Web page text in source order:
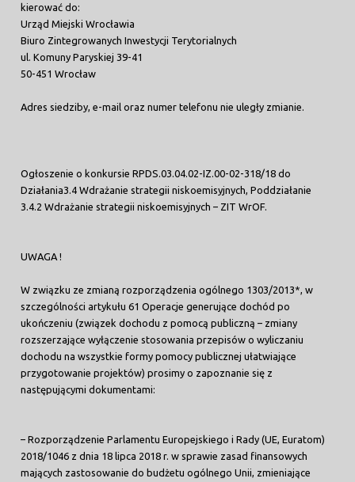
kierować do:
Urząd Miejski Wrocławia
Biuro Zintegrowanych Inwestycji Terytorialnych
ul. Komuny Paryskiej 39-41
50-451 Wrocław
Adres siedziby, e-mail oraz numer telefonu nie uległy zmianie.
Ogłoszenie o konkursie RPDS.03.04.02-IZ.00-02-318/18 do
Działania3.4 Wdrażanie strategii niskoemisyjnych, Poddziałanie
3.4.2 Wdrażanie strategii niskoemisyjnych – ZIT WrOF.
UWAGA !
W związku ze zmianą rozporządzenia ogólnego 1303/2013*, w
szczególności artykułu 61 Operacje generujące dochód po
ukończeniu (związek dochodu z pomocą publiczną – zmiany
rozszerzające wyłączenie stosowania przepisów o wyliczaniu
dochodu na wszystkie formy pomocy publicznej ułatwiające
przygotowanie projektów) prosimy o zapoznanie się z
następującymi dokumentami:
– Rozporządzenie Parlamentu Europejskiego i Rady (UE, Euratom)
2018/1046 z dnia 18 lipca 2018 r. w sprawie zasad finansowych
mających zastosowanie do budżetu ogólnego Unii, zmieniające